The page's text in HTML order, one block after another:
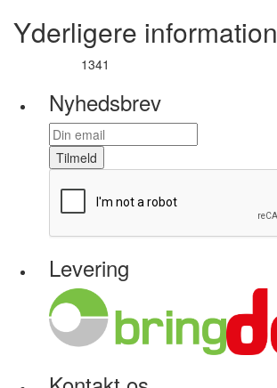
Yderligere information
1341
Nyhedsbrev
Tilmeld
Levering